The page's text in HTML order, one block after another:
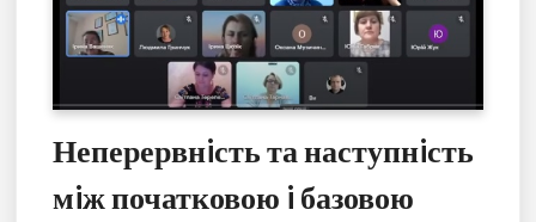
Неперервнiсть та наступнiсть
мiж початковою i базовою